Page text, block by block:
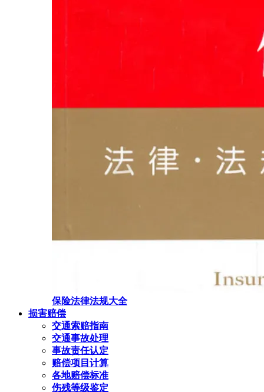
保险法律法规大全
损害赔偿
交通索赔指南
交通事故处理
事故责任认定
赔偿项目计算
各地赔偿标准
伤残等级鉴定